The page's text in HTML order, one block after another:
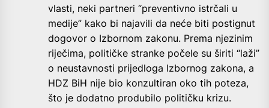
vlasti, neki partneri “preventivno istrčali u
medije” kako bi najavili da neće biti postignut
dogovor o Izbornom zakonu. Prema njezinim
riječima, političke stranke počele su širiti “laži”
o neustavnosti prijedloga Izbornog zakona, a
HDZ BiH nije bio konzultiran oko tih poteza,
što je dodatno produbilo političku krizu.